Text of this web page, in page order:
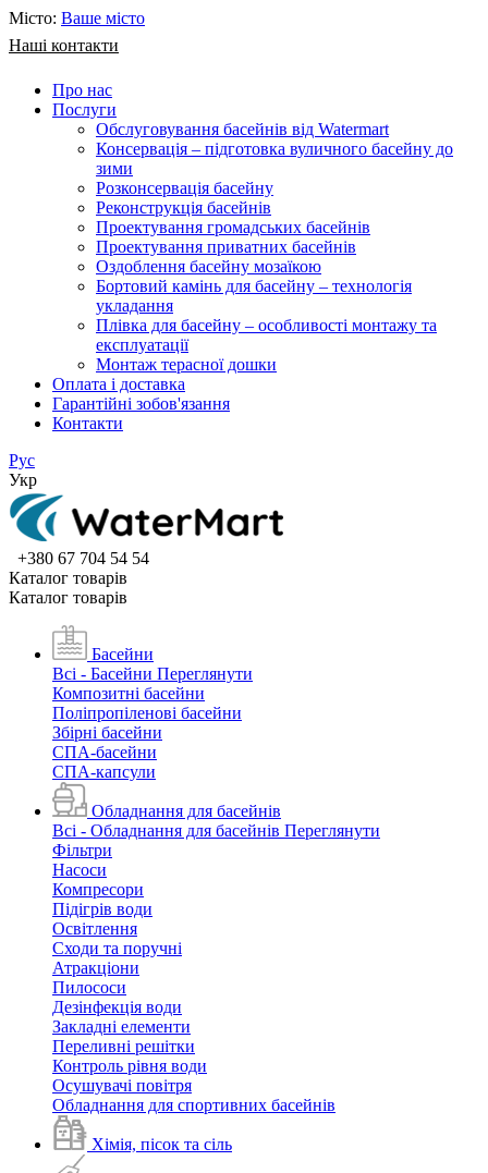
Місто: Ваше місто
Наші контакти
Про нас
Послуги
Обслуговування басейнів від Watermart
Консервація – підготовка вуличного басейну до
зими
Розконсервація басейну
Реконструкція басейнів
Проектування громадських басейнів
Проектування приватних басейнів
Оздоблення басейну мозаїкою
Бортовий камінь для басейну – технологія
укладання
Плівка для басейну – особливості монтажу та
експлуатації
Монтаж терасної дошки
Оплата і доставка
Гарантійні зобов'язання
Контакти
Рус
Укр
+380 67 704 54 54
Каталог товарiв
Каталог товарiв
Басейни
Всі - Басейни Переглянути
Композитні басейни
Поліпропіленові басейни
Збірні басейни
СПА-басейни
СПА-капсули
Обладнання для басейнів
Всі - Обладнання для басейнів Переглянути
Фільтри
Насоси
Компресори
Підігрів води
Освітлення
Сходи та поручні
Атракціони
Пилососи
Дезінфекція води
Закладні елементи
Переливні решітки
Контроль рівня води
Осушувачі повітря
Обладнання для спортивних басейнів
Хімія, пісок та сіль